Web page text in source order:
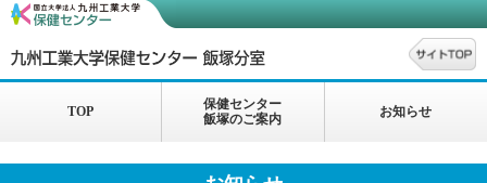
TOP
保健センター
飯塚のご案内
お知らせ